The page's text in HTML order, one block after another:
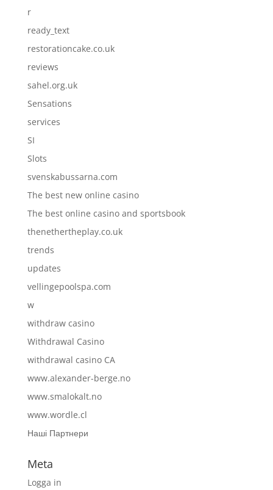
r
ready_text
restorationcake.co.uk
reviews
sahel.org.uk
Sensations
services
SI
Slots
svenskabussarna.com
The best new online casino
The best online casino and sportsbook
thenethertheplay.co.uk
trends
updates
vellingepoolspa.com
w
withdraw casino
Withdrawal Casino
withdrawal casino CA
www.alexander-berge.no
www.smalokalt.no
www.wordle.cl
Наші Партнери
Meta
Logga in